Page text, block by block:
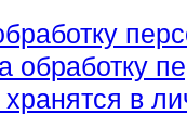
обработку
в